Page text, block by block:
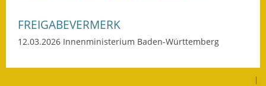
FREIGABEVERMERK
12.03.2026 Innenministerium Baden-Württemberg
|